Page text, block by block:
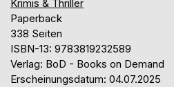
Krimis & Thriller
Paperback
338 Seiten
ISBN-13: 9783819232589
Verlag: BoD - Books on Demand
Erscheinungsdatum: 04.07.2025